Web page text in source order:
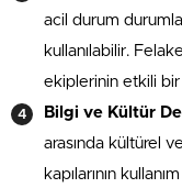
acil durum
kullanılabilir.
ekiplerinin etkili
Bilgi ve Kültür
arasında kültürel
kapılarının